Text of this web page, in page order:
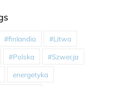
#finlandia #Litwa
#Polska #Szwecja
energetyka